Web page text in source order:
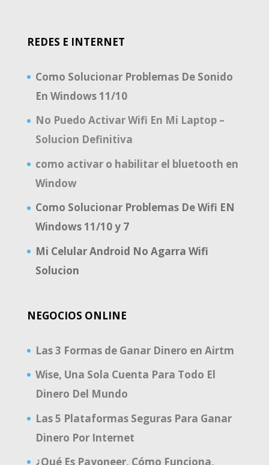
REDES E INTERNET
Como Solucionar Problemas De Sonido
En Windows 11/10
No Puedo Activar Wifi En Mi Laptop –
Solucion Definitiva
como activar o habilitar el bluetooth en
Window
Como Solucionar Problemas De Wifi EN
Windows 11/10 y 7
Mi Celular Android No Agarra Wifi
Solucion
NEGOCIOS ONLINE
Las 3 Formas de Ganar Dinero en Airtm
Wise, Una Sola Cuenta Para Todo El
Dinero Del Mundo
Las 5 Plataformas Seguras Para Ganar
Dinero Por Internet
¿Qué Es Payoneer, Cómo Funciona,